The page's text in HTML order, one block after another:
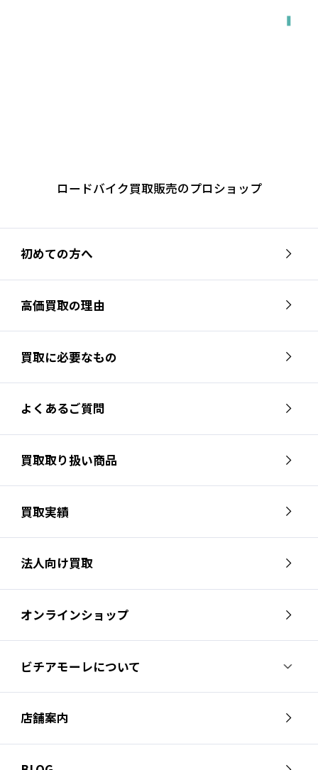
ロードバイク買取販売のプロショップ
初めての方へ
高価買取の理由
買取に必要なもの
よくあるご質問
買取取り扱い商品
買取実績
法人向け買取
オンラインショップ
ビチアモーレについて
ビチアモーレについて
スタッフ紹介
会社概要
店舗案内
芦屋店
南麻布店